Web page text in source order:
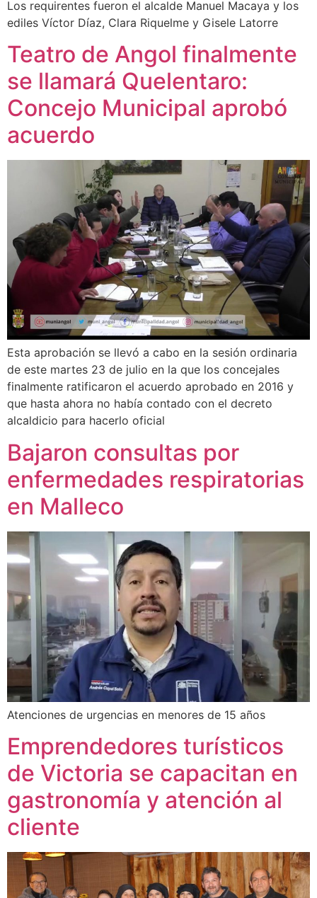
Los requirentes fueron el alcalde Manuel Macaya y los
ediles Víctor Díaz, Clara Riquelme y Gisele Latorre
Teatro de Angol finalmente
se llamará Quelentaro:
Concejo Municipal aprobó
acuerdo
Esta aprobación se llevó a cabo en la sesión ordinaria
de este martes 23 de julio en la que los concejales
finalmente ratificaron el acuerdo aprobado en 2016 y
que hasta ahora no había contado con el decreto
alcaldicio para hacerlo oficial
Bajaron consultas por
enfermedades respiratorias
en Malleco
Atenciones de urgencias en menores de 15 años
Emprendedores turísticos
de Victoria se capacitan en
gastronomía y atención al
cliente